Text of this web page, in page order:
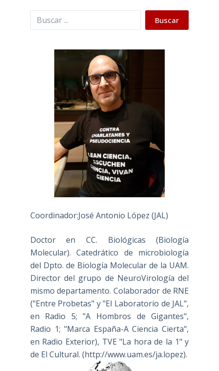
Buscar Buscar
Coordinador:José Antonio López (JAL)
Doctor en CC. Biológicas (Biología
Molecular). Catedrático de microbiología
del Dpto. de Biología Molecular de la UAM.
Director del grupo de NeuroVirología del
mismo departamento. Colaborador de RNE
("Entre Probetas" y "El Laboratorio de JAL",
en Radio 5; "A Hombros de Gigantes",
Radio 1; "Marca España-A Ciencia Cierta",
en Radio Exterior), TVE "La hora de la 1" y
de El Cultural. (http://www.uam.es/ja.lopez).